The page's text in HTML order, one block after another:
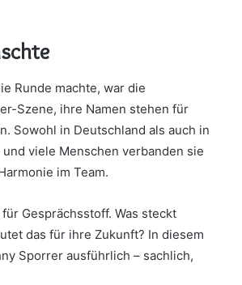
Runde machte, war die
Szene, ihre Namen stehen für
Sowohl in Deutschland als auch in
viele Menschen verbanden sie
im Team.
Gesprächsstoff. Was steckt
das für ihre Zukunft? In diesem
Sporrer ausführlich – sachlich,